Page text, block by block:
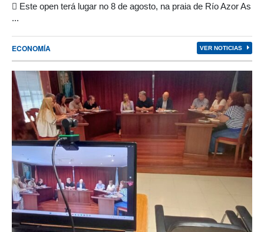
 Este open terá lugar no 8 de agosto, na praia de Río Azor As
...
ECONOMÍA VER NOTICIAS